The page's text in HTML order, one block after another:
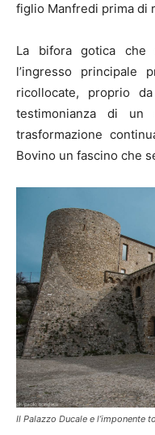
figlio Manfredi prima di
La bifora gotica che
l’ingresso principale
ricollocate, proprio
testimonianza di
trasformazione
Bovino un fascino che
Il Palazzo Ducale e l’imponente